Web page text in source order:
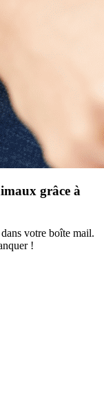
grâce à
votre boîte mail.
!